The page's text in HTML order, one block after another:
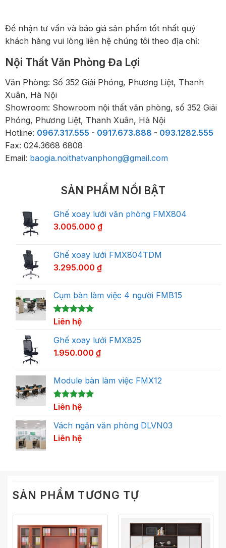
Để nhận tư vấn và báo giá sản phẩm tốt nhất quý
khách hàng vui lòng liên hệ chúng tôi theo địa chỉ:
Nội Thất Văn Phòng Đa Lợi
Văn Phòng: Số 352 Giải Phóng, Phương Liệt, Thanh
Xuân, Hà Nội
Showroom: Showroom nội thất văn phòng, số 352 Giải
Phóng, Phương Liệt, Thanh Xuân, Hà Nội
Hotline: 0967.317.555 - 0917.673.888 - 093.1282.555
Fax: 024.3668 6808
Email: baogia.noithatvanphong@gmail.com
SẢN PHẨM NỔI BẬT
Ghế xoay lưới văn phòng FMX804
3.005.000 ₫
Ghế xoay lưới FMX804TDM
3.295.000 ₫
Cụm bàn làm việc 4 người FMB15
5.00trên 5
dựa trên
1
đánh giá
Liên hệ
Ghế xoay lưới FMX825
1.950.000 ₫
Module bàn làm việc FMX12
5.00trên 5
dựa trên
1
đánh giá
Liên hệ
Vách ngăn văn phòng DLVN03
Liên hệ
SẢN PHẨM TƯƠNG TỰ